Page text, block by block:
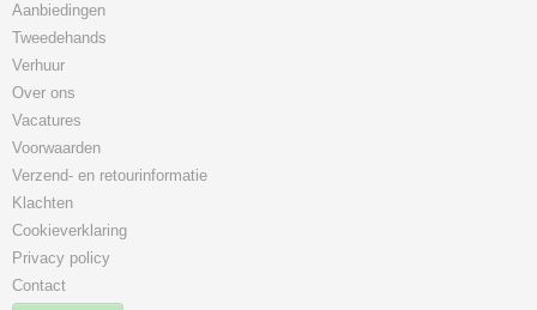
Aanbiedingen
Tweedehands
Verhuur
Over ons
Vacatures
Voorwaarden
Verzend- en retourinformatie
Klachten
Cookieverklaring
Privacy policy
Contact